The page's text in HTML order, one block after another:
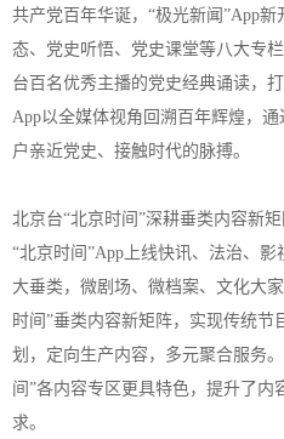
共产党百年华诞，“极光新闻”App
态、党史听悟、党史课堂等八大专
台百名优秀主播的党史经典诵读，
App以全媒体视角回溯百年辉煌，
户亲近党史、接触时代的脉搏。
北京台“北京时间”深耕垂类内容新
“北京时间”App上线快讯、法治、
大垂类，微剧场、微档案、文化大
时间”垂类内容新矩阵，实现传统
划，定向生产内容，多元聚合服务
间”各内容专区更具特色，提升了
求。